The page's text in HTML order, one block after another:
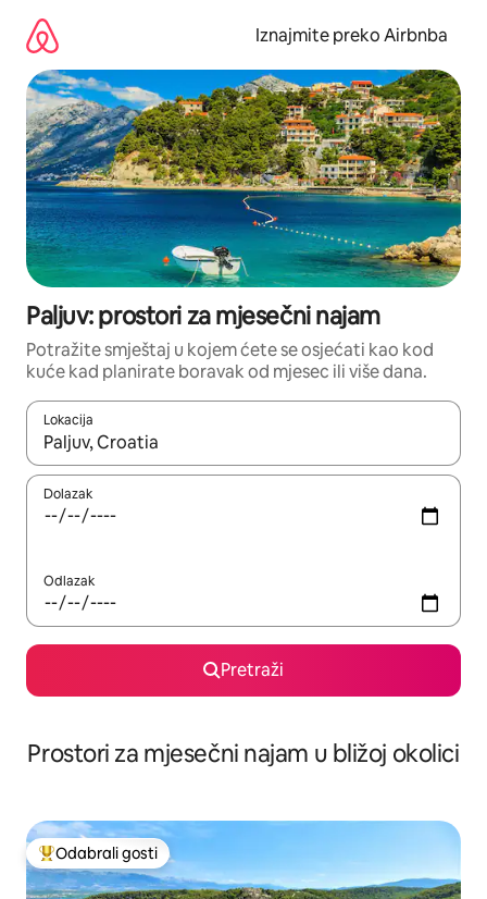
sadržaj
Iznajmite preko Airbnba
Paljuv: prostori za mjesečni najam
Potražite smještaj u kojem ćete se osjećati kao kod
kuće kad planirate boravak od mjesec ili više dana.
Lokacija
Kada budu dostupni rezultati, moći ćete ih pregledati
Dolazak
Odlazak
Pretraži
Prostori za mjesečni najam u bližoj okolici
Među najviše rangiranima s oznakom „Odabrali gosti”
Odabrali gosti